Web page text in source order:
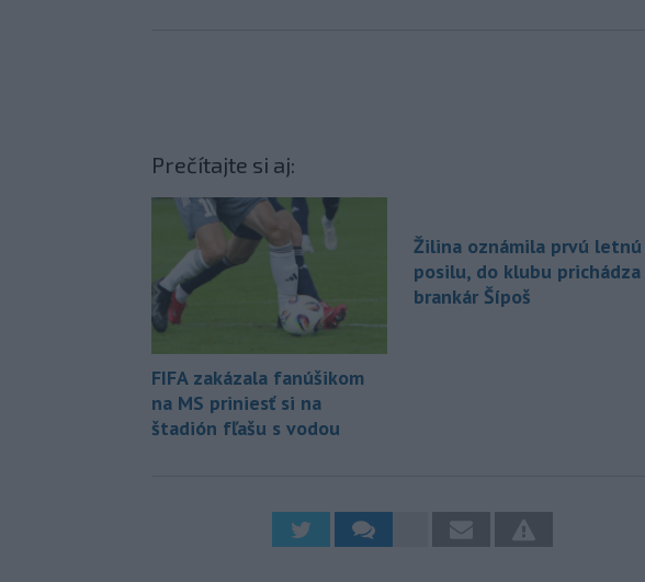
Prečítajte si aj:
FIFA zakázala fanúšikom
na MS priniesť si na
štadión fľašu s vodou
Žilina oznámila prvú letnú
posilu, do klubu prichádza
brankár Šípoš